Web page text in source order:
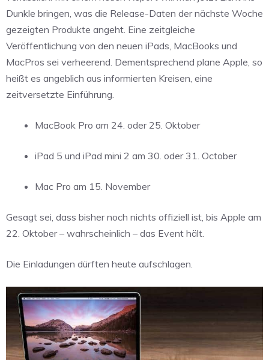
Dunkle bringen, was die Release-Daten der nächste Woche
gezeigten Produkte angeht. Eine zeitgleiche
Veröffentlichung von den neuen iPads, MacBooks und
MacPros sei verheerend. Dementsprechend plane Apple, so
heißt es angeblich aus informierten Kreisen, eine
zeitversetzte Einführung.
MacBook Pro am 24. oder 25. Oktober
iPad 5 und iPad mini 2 am 30. oder 31. October
Mac Pro am 15. November
Gesagt sei, dass bisher noch nichts offiziell ist, bis Apple am
22. Oktober – wahrscheinlich – das Event hält.
Die Einladungen dürften heute aufschlagen.